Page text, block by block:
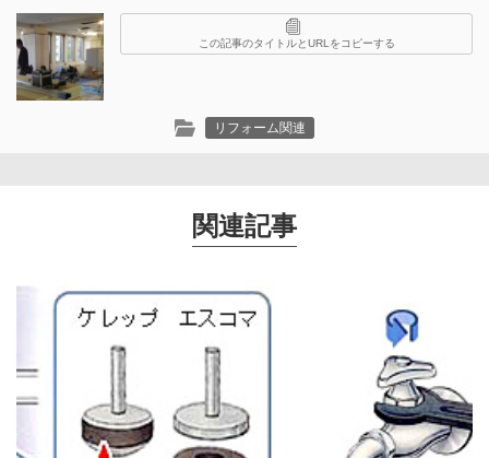
この記事のタイトルとURLをコピーする
リフォーム関連
関連記事